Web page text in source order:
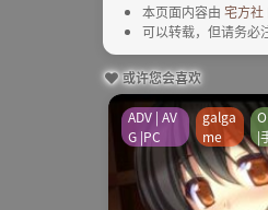
本页面内容由 宅方社
可以转载，但请务必
或许您会喜欢
ADV | AV
G |PC
galga
me
|